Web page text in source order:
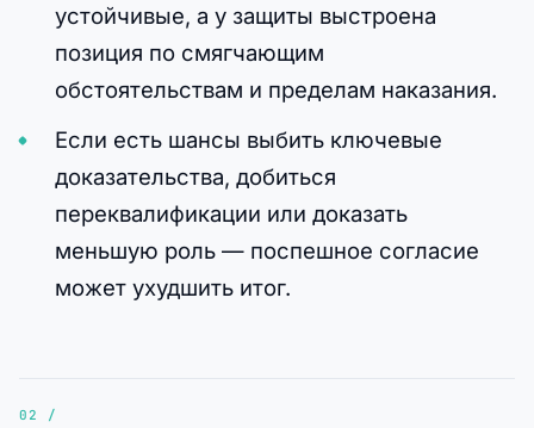
устойчивые, а у защиты выстроена
позиция по смягчающим
обстоятельствам и пределам наказания.
Если есть шансы выбить ключевые
доказательства, добиться
переквалификации или доказать
меньшую роль — поспешное согласие
может ухудшить итог.